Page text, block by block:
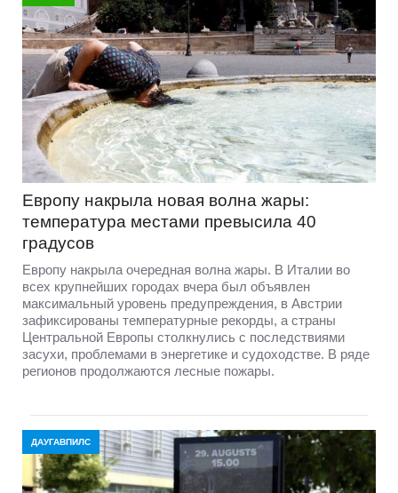
Европу накрыла новая волна жары:
температура местами превысила 40
градусов
Европу накрыла очередная волна жары. В Италии во
всех крупнейших городах вчера был объявлен
максимальный уровень предупреждения, в Австрии
зафиксированы температурные рекорды, а страны
Центральной Европы столкнулись с последствиями
засухи, проблемами в энергетике и судоходстве. В ряде
регионов продолжаются лесные пожары.
ДАУГАВПИЛС